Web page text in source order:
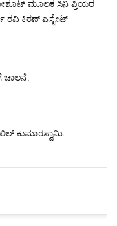
ಮೂಲಕ ಸಿನಿ ಪ್ರಿಯರ
ರವಿ ಕಿರಣ್ ಎಸ್ಟೇಟ್
ಚಾಲನೆ.
ಕುಮಾರಸ್ವಾಮಿ.